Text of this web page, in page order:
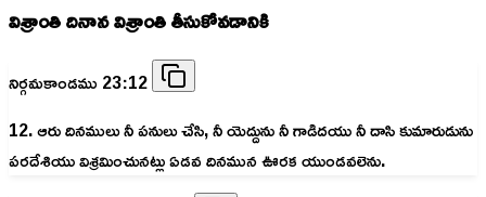
విశ్రాంతి దినాన విశ్రాంతి తీసుకోవడానికి
నిర్గమకాండము 23:12
12. ఆరు దినములు నీ పనులు చేసి, నీ యెద్దును నీ గాడిదయు నీ దాసి కుమారుడును
పరదేశియు విశ్రమించునట్లు ఏడవ దినమున ఊరక యుండవలెను.